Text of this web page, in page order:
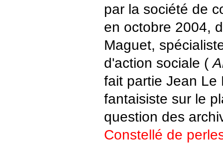
par la société de
en octobre 2004,
Maguet,
d'action sociale (
fait partie Jean Le
fantaisiste sur le
question des
Constellé de